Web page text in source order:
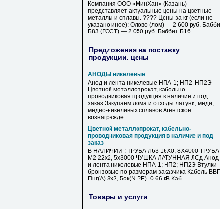
Компания ООО «МинХан» (Казань)
представляет актуальные цены на цветные
металлы и сплавы. ???? Цены за кг (если не
указано иное): Олово (лом) — 2 600 руб.
Б83 (ГОСТ) — 2 050 руб. Баббит Б16 ...
Предложения на поставку
продукции, цены
АНОДЫ никелевые
Анод и лента никелевые НПА-1; НП2; НП2Э
Цветной металлопрокат, кабельно-
проводниковая продукция в наличие и под
заказ Закупаем лома и отходы латуни, меди,
медно-никеливых сплавов Агентское
вознагражде...
Цветной металлопрокат, кабельно-
проводниковая продукция в наличие и под
заказ
В НАЛИЧИИ : ТРУБА Л63 16Х0, 8Х4000 ТРУБА
М2 22х2, 5х3000 ЧУШКА ЛАТУННАЯ ЛСд Анод
и лента никелевые НПА-1; НП2; НП2Э Втулки
бронзовые по размерам заказчика Кабель
Пнг(А) 3х2, 5ок(N.PE)=0.66 кВ Каб...
Товары и услуги